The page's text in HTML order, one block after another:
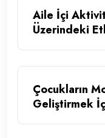
Aile İçi
Üzerindeki
Çocukların
Geliştirmek